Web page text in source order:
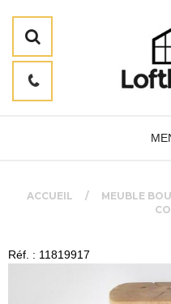
ACCUEIL MEUBLE
Réf. : 11819917